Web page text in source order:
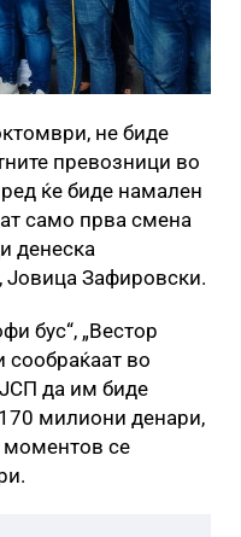
не биде
превозници во
ќе биде намален
само прва смена
денеска
Јовица Зафировски.
бус“, „Вестор
сообраќаат во
ЈСП да им биде
милиони денари,
моментов се